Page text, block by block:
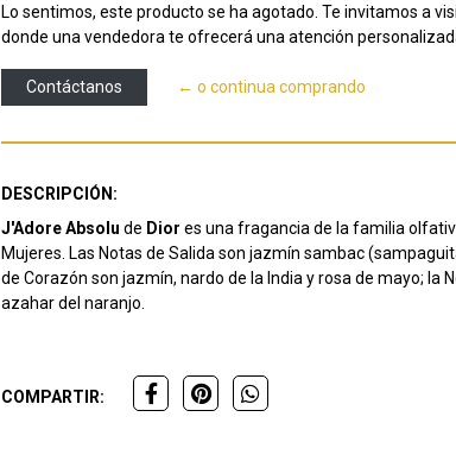
Lo sentimos, este producto se ha agotado. Te invitamos a
donde una vendedora te ofrecerá una atención
Contáctanos ← o continua comprando
DESCRIPCIÓN:
J'Adore Absolu de Dior es una fragancia de la familia
Mujeres. Las Notas de Salida son jazmín sambac
de Corazón son jazmín, nardo de la India y rosa de mayo; la
azahar del naranjo.
COMPARTIR: